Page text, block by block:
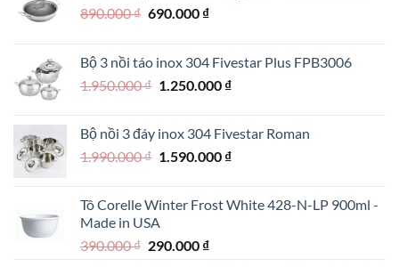
890.000₫ Giá
890.000 ₫.
690.000 ₫Giá
là:
690.000 ₫.
Bộ 3 nồi táo inox 304 Fivestar Plus FPB3006
1.950.000₫ Giá
1.950.000 ₫.
1.250.000 ₫Giá
là:
1.250.000 ₫.
Bộ nồi 3 đáy inox 304 Fivestar Roman
1.990.000₫ Giá
1.990.000 ₫.
1.590.000 ₫Giá
là:
Tô Corelle Winter Frost White 428-N-LP 900ml -
Made in USA
390.000₫ Giá
290.000 ₫Giá